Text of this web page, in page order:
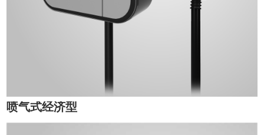
喷气式经济型